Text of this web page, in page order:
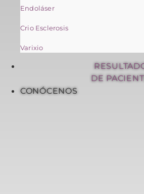
Endoláser
Crio Esclerosis
Varixio
DE
CONÓCENOS